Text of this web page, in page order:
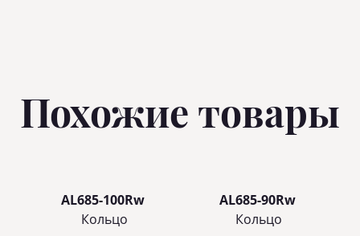
Похожие товары
AL685-100Rw
Кольцo
AL685-90Rw
Кольцo